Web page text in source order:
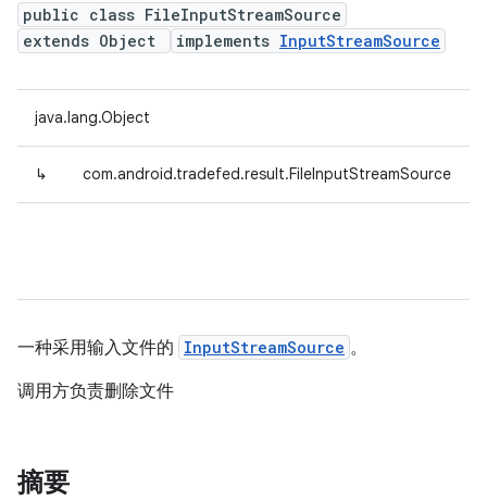
public class FileInputStreamSource
extends Object
implements InputStreamSource
java.lang.Object
↳ com.android.tradefed.result.FileInputStreamSource
一种采用输入文件的 InputStreamSource 。
调用方负责删除文件
摘要